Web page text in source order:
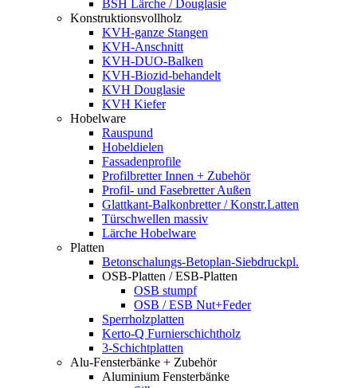
BSH Lärche / Douglasie
Konstruktionsvollholz
KVH-ganze Stangen
KVH-Anschnitt
KVH-DUO-Balken
KVH-Biozid-behandelt
KVH Douglasie
KVH Kiefer
Hobelware
Rauspund
Hobeldielen
Fassadenprofile
Profilbretter Innen + Zubehör
Profil- und Fasebretter Außen
Glattkant-Balkonbretter / Konstr.Latten
Türschwellen massiv
Lärche Hobelware
Platten
Betonschalungs-Betoplan-Siebdruckpl.
OSB-Platten / ESB-Platten
OSB stumpf
OSB / ESB Nut+Feder
Sperrholzplatten
Kerto-Q Furnierschichtholz
3-Schichtplatten
Alu-Fensterbänke + Zubehör
Aluminium Fensterbänke